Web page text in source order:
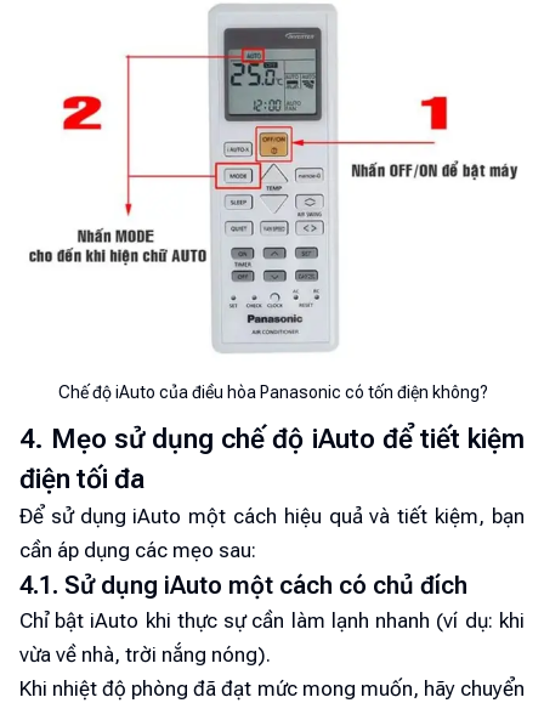
Chế độ iAuto của điều hòa Panasonic có tốn điện không?
4. Mẹo sử dụng chế độ iAuto để tiết kiệm
điện tối đa
Để sử dụng iAuto một cách hiệu quả và tiết kiệm, bạn
cần áp dụng các mẹo sau:
4.1. Sử dụng iAuto một cách có chủ đích
Chỉ bật iAuto khi thực sự cần làm lạnh nhanh (ví dụ: khi
vừa về nhà, trời nắng nóng).
Khi nhiệt độ phòng đã đạt mức mong muốn, hãy chuyển